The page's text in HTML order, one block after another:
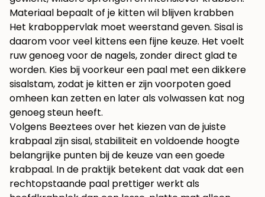
Materiaal bepaalt of je kitten wil blijven krabben
Het kraboppervlak moet weerstand geven. Sisal is
daarom voor veel kittens een fijne keuze. Het voelt
ruw genoeg voor de nagels, zonder direct glad te
worden. Kies bij voorkeur een paal met een dikkere
sisalstam, zodat je kitten er zijn voorpoten goed
omheen kan zetten en later als volwassen kat nog
genoeg steun heeft.
Volgens Beeztees over het kiezen van de juiste
krabpaal zijn sisal, stabiliteit en voldoende hoogte
belangrijke punten bij de keuze van een goede
krabpaal. In de praktijk betekent dat vaak dat een
rechtopstaande paal prettiger werkt als